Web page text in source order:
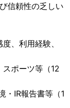
信頼性の乏しい
、利用経験、
ポーツ等（12
IR報告書等（1